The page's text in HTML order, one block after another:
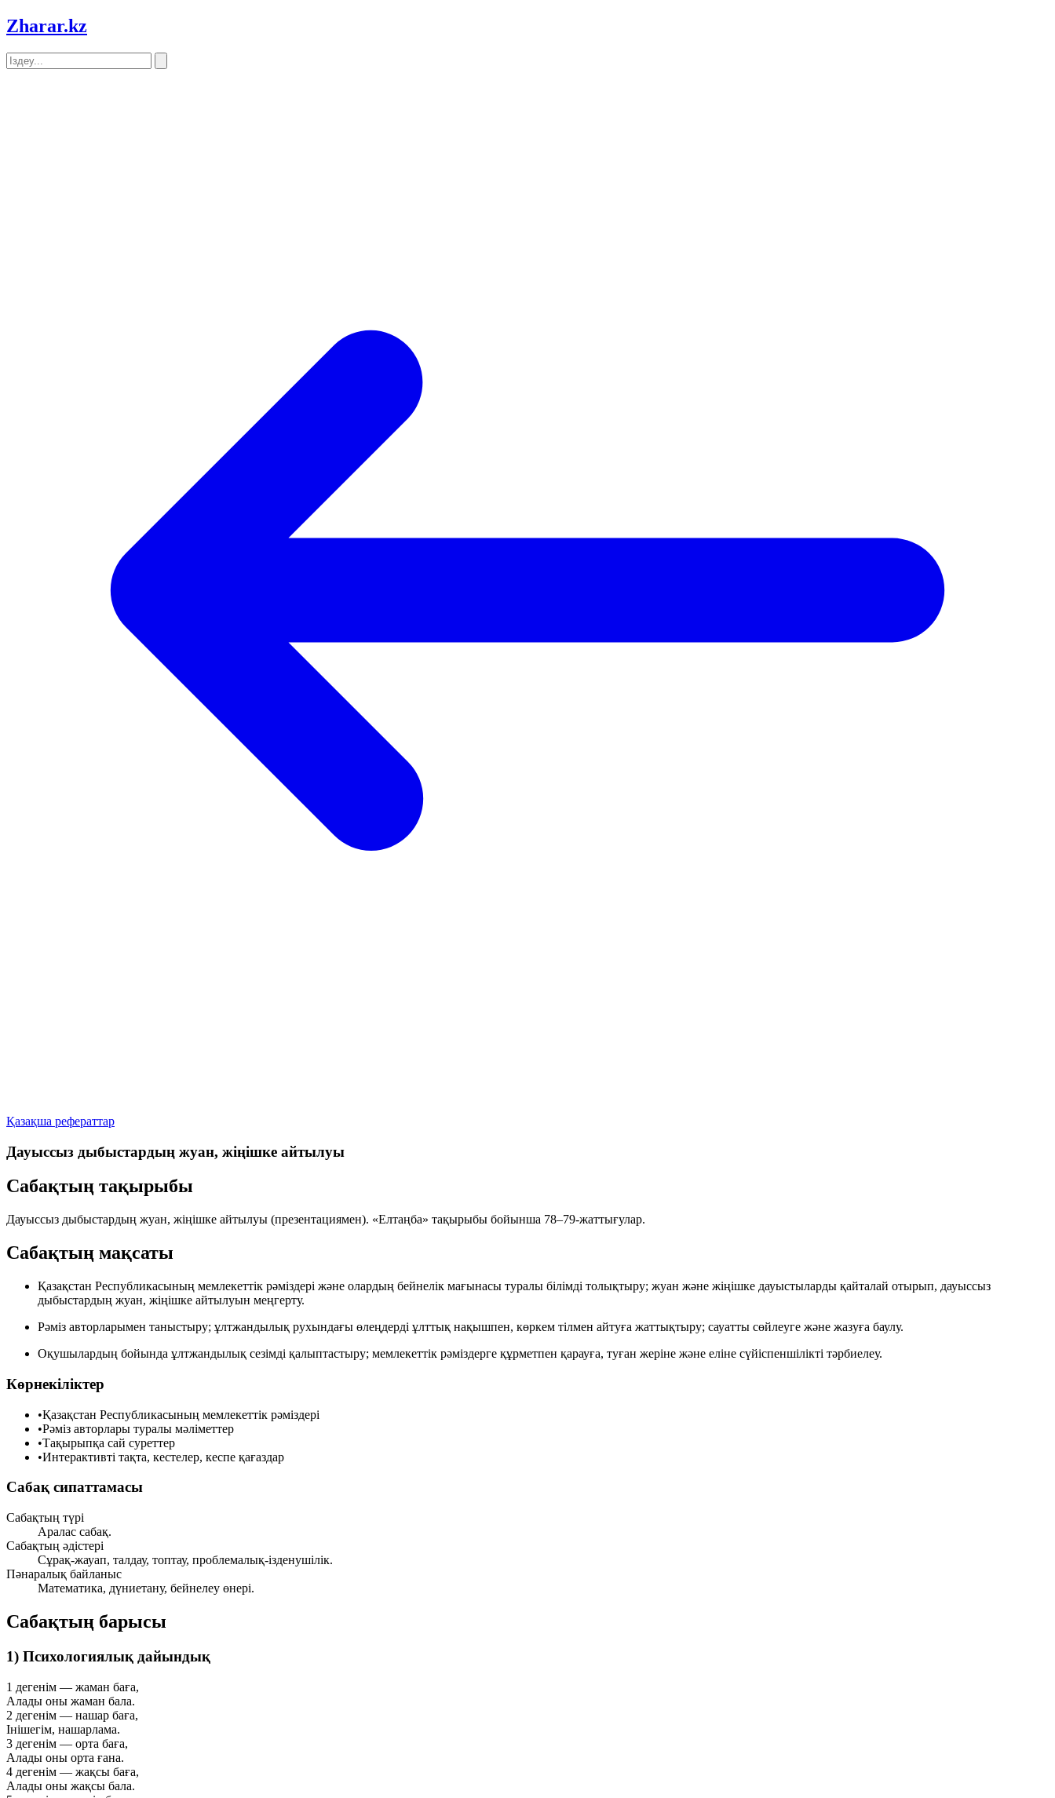
Zharar.kz
Қазақша рефераттар
Дауыссыз дыбыстардың жуан, жіңішке айтылуы
Сабақтың тақырыбы
Дауыссыз дыбыстардың жуан, жіңішке айтылуы (презентациямен). «Елтаңба» тақырыбы бойынша 78–79-жаттығулар.
Сабақтың мақсаты
Қазақстан Республикасының мемлекеттік рәміздері және олардың бейнелік мағынасы туралы білімді толықтыру; жуан және жіңішке дауыстыларды қайталай отырып, дауыссыз
дыбыстардың жуан, жіңішке айтылуын меңгерту.
Рәміз авторларымен таныстыру; ұлтжандылық рухындағы өлеңдерді ұлттық нақышпен, көркем тілмен айтуға жаттықтыру; сауатты сөйлеуге және жазуға баулу.
Оқушылардың бойында ұлтжандылық сезімді қалыптастыру; мемлекеттік рәміздерге құрметпен қарауға, туған жеріне және еліне сүйіспеншілікті тәрбиелеу.
Көрнекіліктер
•Қазақстан Республикасының мемлекеттік рәміздері
•Рәміз авторлары туралы мәліметтер
•Тақырыпқа сай суреттер
•Интерактивті тақта, кестелер, кеспе қағаздар
Сабақ сипаттамасы
Сабақтың түрі
Аралас сабақ.
Сабақтың әдістері
Сұрақ-жауап, талдау, топтау, проблемалық-ізденушілік.
Пәнаралық байланыс
Математика, дүниетану, бейнелеу өнері.
Сабақтың барысы
1) Психологиялық дайындық
1 дегенім — жаман баға,
Алады оны жаман бала.
2 дегенім — нашар баға,
Інішегім, нашарлама.
3 дегенім — орта баға,
Алады оны орта ғана.
4 дегенім — жақсы баға,
Алады оны жақсы бала.